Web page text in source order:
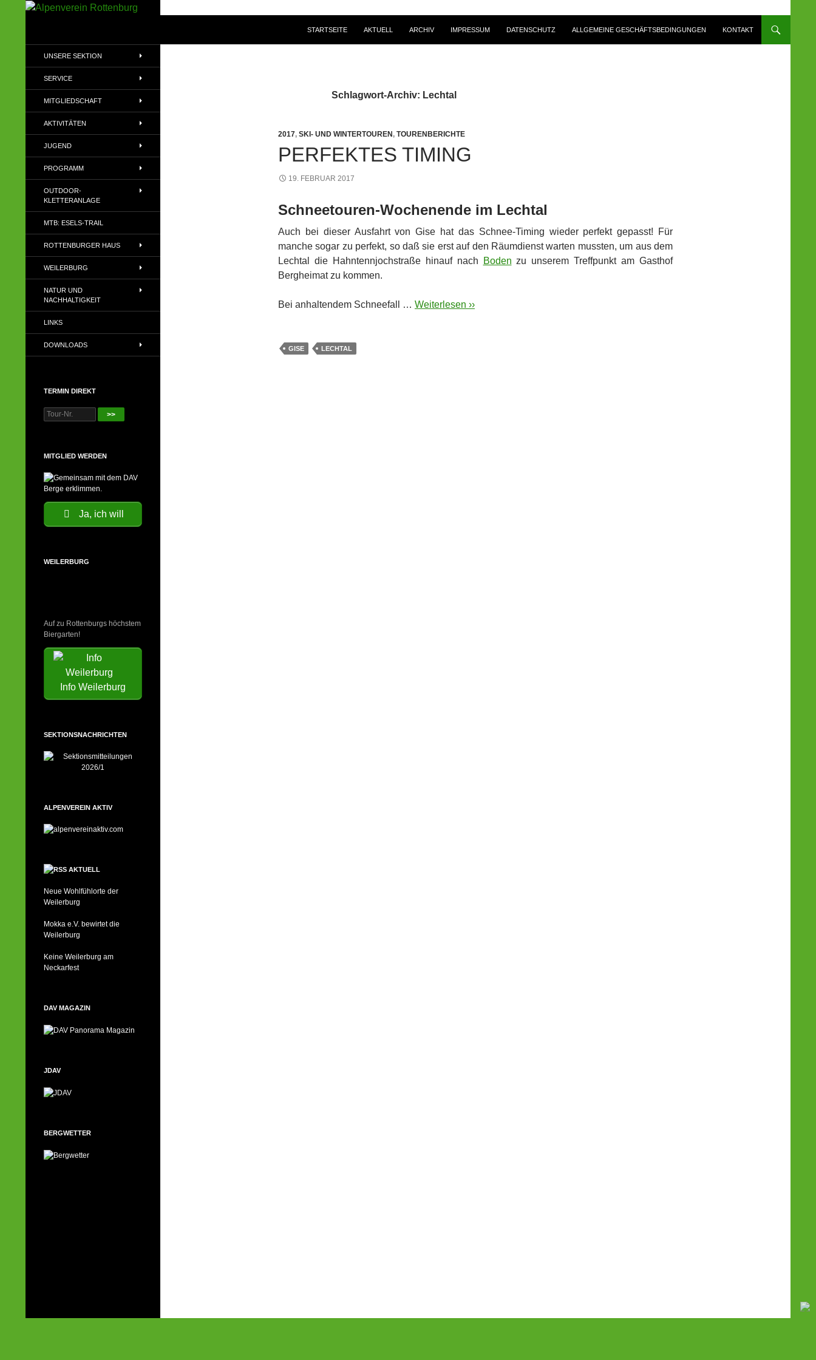
STARTSEITE AKTUELL ARCHIV IMPRESSUM DATENSCHUTZ ALLGEMEINE GESCHÄFTSBEDINGUNGEN KONTAKT
Schlagwort-Archiv: Lechtal
2017, SKI- UND WINTERTOUREN, TOURENBERICHTE
PERFEKTES TIMING
19. FEBRUAR 2017
Schneetouren-Wochenende im Lechtal
Auch bei dieser Ausfahrt von Gise hat das Schnee-Timing wieder perfekt gepasst! Für
manche sogar zu perfekt, so daß sie erst auf den Räumdienst warten mussten, um aus dem
Lechtal die Hahntennjochstraße hinauf nach
Boden zu unserem Treffpunkt am Gasthof
Bergheimat zu kommen.
Bei anhaltendem Schneefall … Weiterlesen ››
GISE LECHTAL
Alpenvereins (DAV) e.V
UNSERE SEKTION
SERVICE
MITGLIEDSCHAFT
AKTIVITÄTEN
JUGEND
PROGRAMM
OUTDOOR-
KLETTERANLAGE
MTB: ESELS-TRAIL
ROTTENBURGER HAUS
WEILERBURG
NATUR UND
NACHHALTIGKEIT
LINKS
DOWNLOADS
TERMIN DIREKT
>>
MITGLIED WERDEN
Ja, ich will
WEILERBURG
Auf zu Rottenburgs höchstem
Biergarten!
Info Weilerburg
SEKTIONSNACHRICHTEN
ALPENVEREIN AKTIV
AKTUELL
Neue Wohlfühlorte der
Weilerburg
Mokka e.V. bewirtet die
Weilerburg
Keine Weilerburg am
Neckarfest
DAV MAGAZIN
JDAV
BERGWETTER